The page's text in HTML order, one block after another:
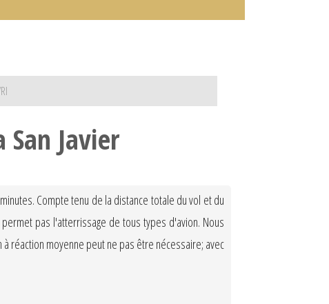
Javier
Compte tenu de la distance totale du vol et du
pas l'atterrissage de tous types d'avion. Nous
réaction moyenne peut ne pas être nécessaire; avec